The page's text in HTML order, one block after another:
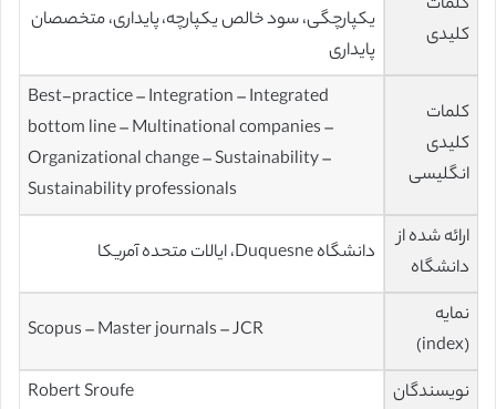
کلیدی
یکپارچگی، سود خالص یکپارچه، پایداری، متخصصان
پایداری
کلمات
کلیدی
انگلیسی
Best-practice – Integration – Integrated
bottom line – Multinational companies –
Organizational change – Sustainability –
Sustainability professionals
ارائه شده از
دانشگاه
دانشگاه Duquesne، ایالات متحده آمریکا
نمایه
(index)
Scopus – Master journals – JCR
نویسندگان
Robert Sroufe